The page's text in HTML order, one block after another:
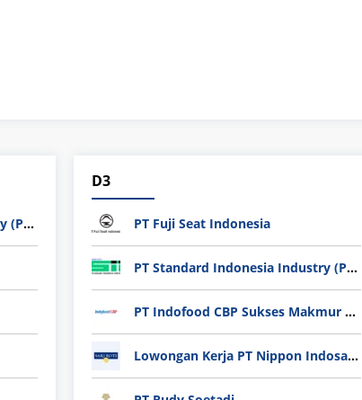
PT Standard Indonesia Industry (PT SII)
D3
PT Fuji Seat Indonesia
PT Standard Indonesia Industry (PT SII)
PT Indofood CBP Sukses Makmur Tbk – Packaging Division
Lowongan Kerja PT Nippon Indosari Corpindo Tbk. Bulan Agustus 2026